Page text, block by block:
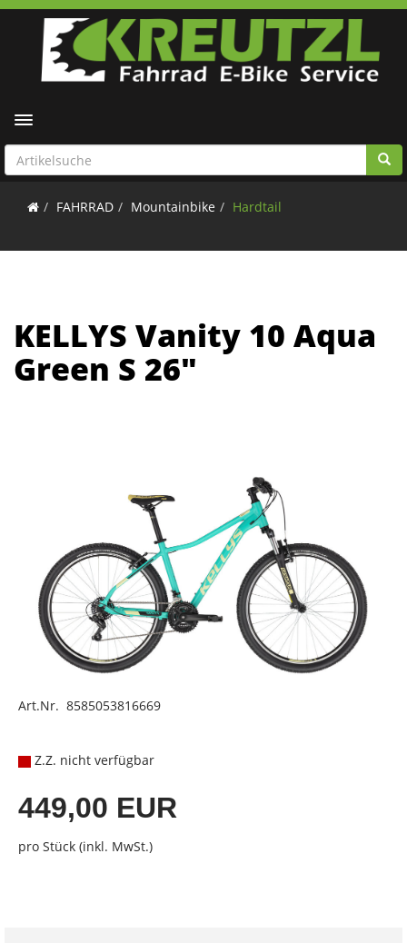
Toggle navigation
FAHRRAD Mountainbike Hardtail
KELLYS Vanity 10 Aqua
Green S 26"
Art.Nr. 8585053816669
Z.Z. nicht verfügbar
449,00 EUR
pro Stück (inkl. MwSt.)